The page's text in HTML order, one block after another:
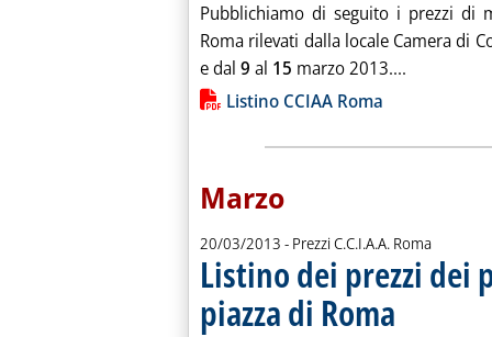
Pubblichiamo di seguito i prezzi di
Roma rilevati dalla locale Camera di
e dal 9 al 15 marzo 2013.... Leggi
Lista allegati PDF alla notizia
Listino CCIAA Roma
Marzo
20/03/2013 - Prezzi C.C.I.A.A. Roma
Listino dei prezzi
piazza di Roma . Sottotitolo:
. Pubblicata